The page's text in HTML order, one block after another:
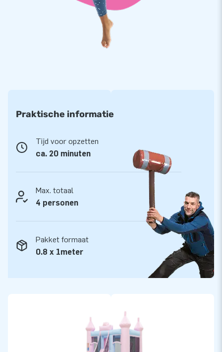
opblaasbare springkasteel binnen de kortste keren weer de
Praktische informatie
Tijd voor opzetten
ca. 20 minuten
Max. totaal
4 personen
Pakket formaat
0.8 x 1meter